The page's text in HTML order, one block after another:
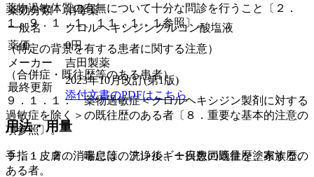
薬物過敏体質の有無について十分な問診を行うこと〔２．
１、９．１．１、１１．１．１参照〕。
（特定の背景を有する患者に関する注意）
（合併症・既往歴等のある患者）
９．１．１． 薬物過敏症＜クロルヘキシジン製剤に対する
過敏症を除く＞の既往歴のある者〔８．重要な基本的注意の
項参照〕。
９．１．２． 喘息等のアレルギー疾患の既往歴、家族歴の
ある者。
薬効分類
消毒薬
一般名
クロルヘキシジングルコン酸塩液
薬価
0円
メーカー
吉田製薬
最終更新
2023年10月改訂(第1版)
添付文書のPDFはこちら
用法・用量
手指・皮膚の消毒には、洗浄後、１日数回適量を塗布する。